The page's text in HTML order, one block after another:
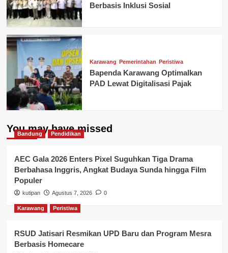
Berbasis Inklusi Sosial
Karawang Pemerintahan Peristiwa
Bapenda Karawang Optimalkan
PAD Lewat Digitalisasi Pajak
You may have missed
Bandung Pendidikan
AEC Gala 2026 Enters Pixel Suguhkan Tiga Drama
Berbahasa Inggris, Angkat Budaya Sunda hingga Film
Populer
kutipan Agustus 7, 2026 0
Karawang Peristiwa
RSUD Jatisari Resmikan UPD Baru dan Program Mesra
Berbasis Homecare